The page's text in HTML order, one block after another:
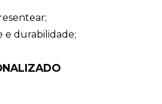
e durabilidade;